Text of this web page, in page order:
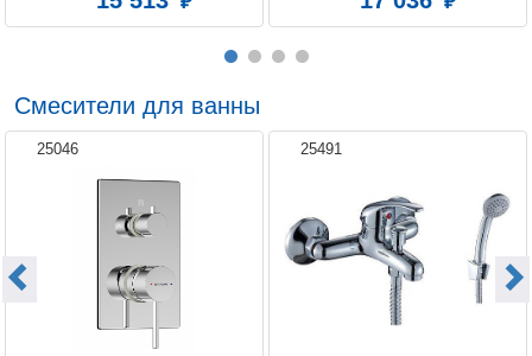
Смесители для ванны
25046 25491